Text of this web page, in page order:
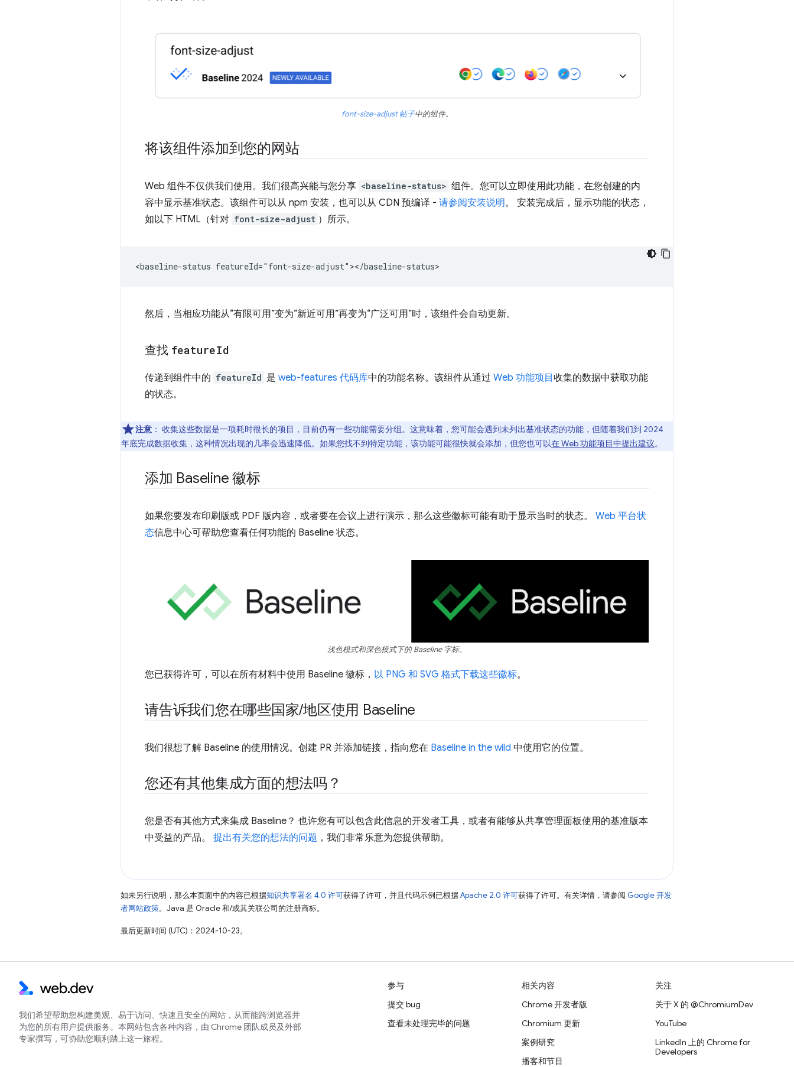
font-size-adjust 帖子中的组件。
将该组件添加到您的网站
Web 组件不仅供我们使用。我们很高兴能与您分享 <baseline-status> 组件。您可以立即使用此功能，在您创建的内
容中显示基准状态。该组件可以从 npm 安装，也可以从 CDN 预编译 - 请参阅安装说明。 安装完成后，显示功能的状态，
如以下 HTML（针对 font-size-adjust ）所示。
然后，当相应功能从“有限可用”变为“新近可用”再变为“广泛可用”时，该组件会自动更新。
查找 featureId
传递到组件中的 featureId 是 web-features 代码库中的功能名称。该组件从通过 Web 功能项目收集的数据中获取功能
的状态。
注意 ： 收集这些数据是一项耗时很长的项目，目前仍有一些功能需要分组。这意味着，您可能会遇到未列出基准状态的功能，但随着我们到 2024
年底完成数据收集，这种情况出现的几率会迅速降低。如果您找不到特定功能，该功能可能很快就会添加，但您也可以在 Web 功能项目中提出建议。
添加 Baseline 徽标
如果您要发布印刷版或 PDF 版内容，或者要在会议上进行演示，那么这些徽标可能有助于显示当时的状态。 Web 平台状
态信息中心可帮助您查看任何功能的 Baseline 状态。
浅色模式和深色模式下的 Baseline 字标。
您已获得许可，可以在所有材料中使用 Baseline 徽标， 以 PNG 和 SVG 格式下载这些徽标。
请告诉我们您在哪些国家/地区使用 Baseline
我们很想了解 Baseline 的使用情况。创建 PR 并添加链接，指向您在 Baseline in the wild 中使用它的位置。
您还有其他集成方面的想法吗？
您是否有其他方式来集成 Baseline？ 也许您有可以包含此信息的开发者工具，或者有能够从共享管理面板使用的基准版本
中受益的产品。 提出有关您的想法的问题 ，我们非常乐意为您提供帮助。
如未另行说明，那么本页面中的内容已根据知识共享署名 4.0 许可获得了许可，并且代码示例已根据Apache 2.0 许可获得了许可。有关详情，请参阅 Google 开发
者网站政策。Java 是 Oracle 和/或其关联公司的注册商标。
最后更新时间 (UTC)：2024-10-23。
我们希望帮助您构建美观、易于访问、快速且安全的网站，从而能跨浏览器并
为您的所有用户提供服务。本网站包含各种内容，由 Chrome 团队成员及外部
专家撰写，可协助您顺利踏上这一旅程。
参与
提交 bug
查看未处理完毕的问题
相关内容
Chrome 开发者版
Chromium 更新
案例研究
播客和节目
关注
关于 X 的 @ChromiumDev
YouTube
LinkedIn 上的 Chrome for
Developers